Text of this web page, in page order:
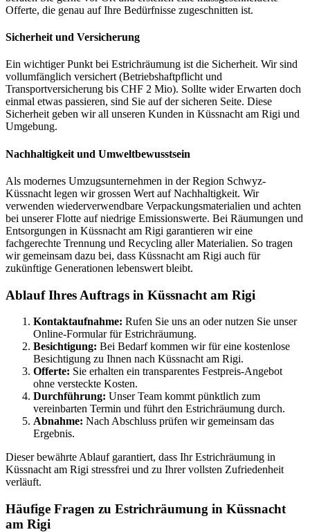
Offerte, die genau auf Ihre Bedürfnisse zugeschnitten ist.
Sicherheit und Versicherung
Ein wichtiger Punkt bei Estrichräumung ist die Sicherheit. Wir sind
vollumfänglich versichert (Betriebshaftpflicht und
Transportversicherung bis CHF 2 Mio). Sollte wider Erwarten doch
einmal etwas passieren, sind Sie auf der sicheren Seite. Diese
Sicherheit geben wir all unseren Kunden in Küssnacht am Rigi und
Umgebung.
Nachhaltigkeit und Umweltbewusstsein
Als modernes Umzugsunternehmen in der Region Schwyz-
Küssnacht legen wir grossen Wert auf Nachhaltigkeit. Wir
verwenden wiederverwendbare Verpackungsmaterialien und achten
bei unserer Flotte auf niedrige Emissionswerte. Bei Räumungen und
Entsorgungen in Küssnacht am Rigi garantieren wir eine
fachgerechte Trennung und Recycling aller Materialien. So tragen
wir gemeinsam dazu bei, dass Küssnacht am Rigi auch für
zukünftige Generationen lebenswert bleibt.
Ablauf Ihres Auftrags in Küssnacht am Rigi
Kontaktaufnahme: Rufen Sie uns an oder nutzen Sie unser
Online-Formular für Estrichräumung.
Besichtigung: Bei Bedarf kommen wir für eine kostenlose
Besichtigung zu Ihnen nach Küssnacht am Rigi.
Offerte: Sie erhalten ein transparentes Festpreis-Angebot
ohne versteckte Kosten.
Durchführung: Unser Team kommt pünktlich zum
vereinbarten Termin und führt den Estrichräumung durch.
Abnahme: Nach Abschluss prüfen wir gemeinsam das
Ergebnis.
Dieser bewährte Ablauf garantiert, dass Ihr Estrichräumung in
Küssnacht am Rigi stressfrei und zu Ihrer vollsten Zufriedenheit
verläuft.
Häufige Fragen zu Estrichräumung in Küssnacht
am Rigi